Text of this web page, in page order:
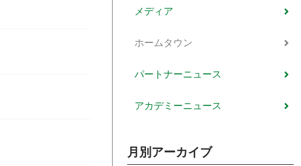
メディア
ホームタウン
パートナーニュース
アカデミーニュース
月別アーカイブ